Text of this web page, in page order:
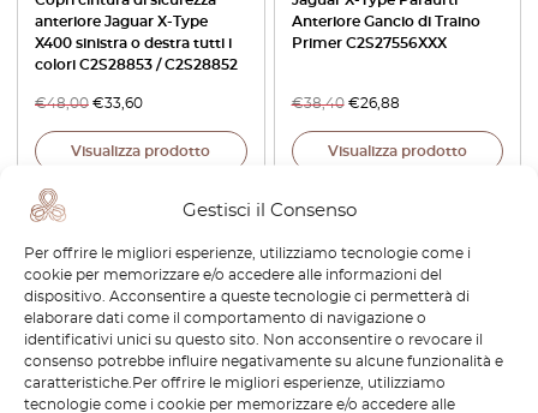
Gestisci il Consenso
Per offrire le migliori esperienze, utilizziamo tecnologie come i
cookie per memorizzare e/o accedere alle informazioni del
dispositivo. Acconsentire a queste tecnologie ci permetterà di
elaborare dati come il comportamento di navigazione o
identificativi unici su questo sito. Non acconsentire o revocare il
consenso potrebbe influire negativamente su alcune funzionalità e
caratteristiche.Per offrire le migliori esperienze, utilizziamo
tecnologie come i cookie per memorizzare e/o accedere alle
anteriore Jaguar X-Type
X400 sinistra o destra tutti i
colori C2S28853 / C2S28852
€48,00 €33,60
Visualizza prodotto
Anteriore Gancio di Traino
Primer C2S27556XXX
€38,40 €26,88
Visualizza prodotto
-30%